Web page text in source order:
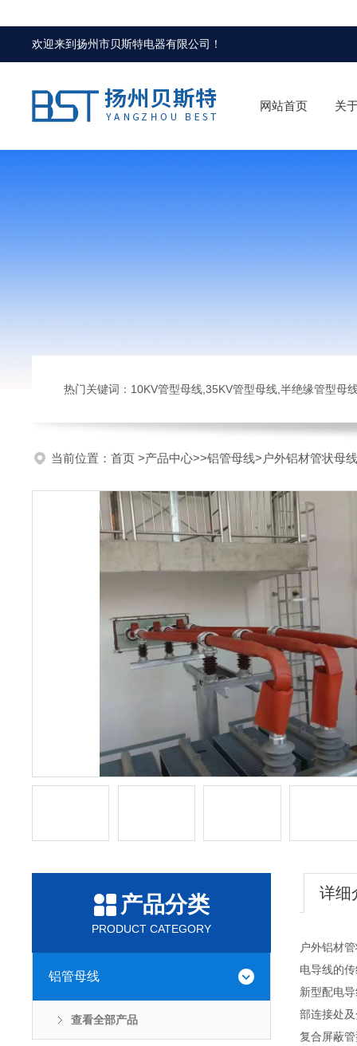
欢迎来到扬州市贝斯特电器有限公司 ！
网站首页 关
热门关键词：10KV管型母线,35KV管型母线,半绝缘管型母
当前位置： 首页 >产品中心>>铝管母线>户外铝材管状母线
产品分类
PRODUCT CATEGORY
铝管母线
查看全部产品
详细
户外铝材
电导线的
新型配电
部连接处
复合屏蔽